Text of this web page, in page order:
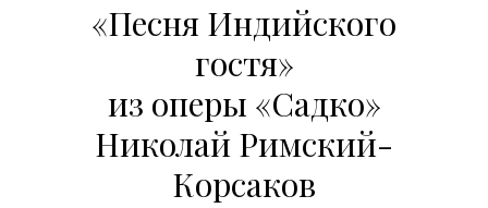
«Песня Индийского
гостя»
из оперы «Садко»
Николай Римский-
Корсаков